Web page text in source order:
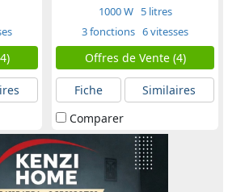
1000 W 5 litres
3 fonctions 6 vitesses
Offres de Vente (4)
Fiche
Similaires
Comparer